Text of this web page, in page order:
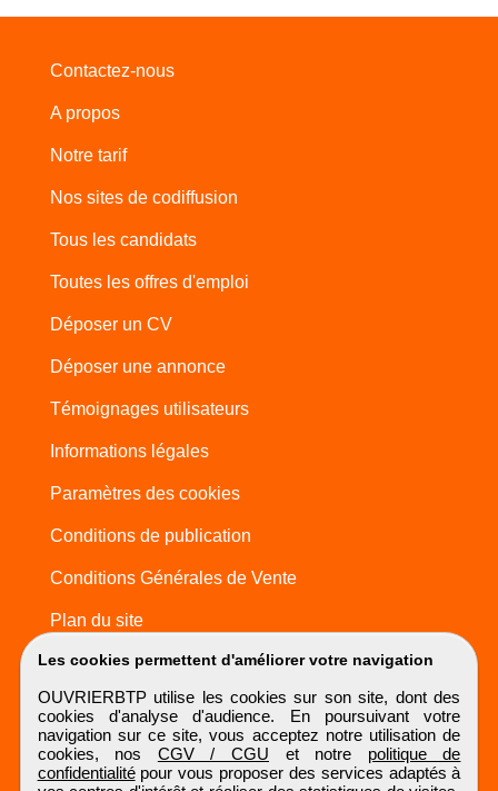
Les cookies permettent d'améliorer votre navigation
OUVRIERBTP utilise les cookies sur son site, dont des
cookies d'analyse d'audience. En poursuivant votre
navigation sur ce site, vous acceptez notre utilisation de
cookies, nos CGV / CGU et notre politique de
confidentialitépour vous proposer des services adaptés à
Contactez-nous
A propos
Notre tarif
Nos sites de codiffusion
Tous les candidats
Toutes les offres d'emploi
Déposer un CV
Déposer une annonce
Témoignages utilisateurs
Informations légales
Paramètres des cookies
Conditions de publication
Conditions Générales de Vente
Plan du site